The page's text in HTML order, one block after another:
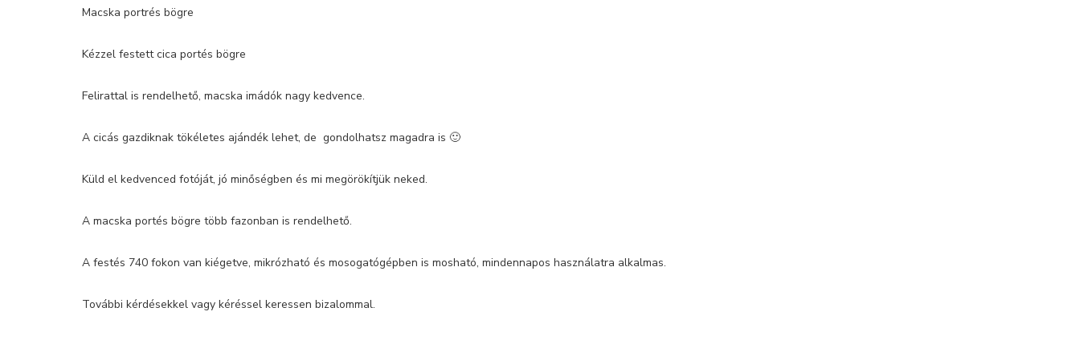
Macska portrés bögre
Kézzel festett cica portés bögre
Felirattal is rendelhető, macska imádók nagy kedvence.
A cicás gazdiknak tökéletes ajándék lehet, de gondolhatsz magadra is 🙂
Küld el kedvenced fotóját, jó minőségben és mi megörökítjük neked.
A macska portés bögre több fazonban is rendelhető.
A festés 740 fokon van kiégetve, mikrózható és mosogatógépben is mosható, mindennapos használatra alkalmas.
További kérdésekkel vagy kéréssel keressen bizalommal.